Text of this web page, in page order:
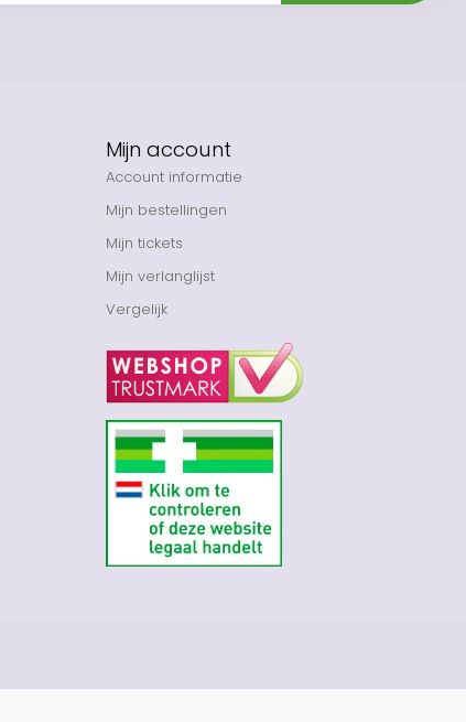
Mijn account
Account informatie
Mijn bestellingen
Mijn tickets
Mijn verlanglijst
Vergelijk